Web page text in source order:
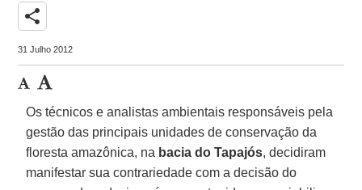
share
31 Julho 2012
Os técnicos e analistas ambientais responsáveis pela
gestão das principais unidades de conservação da
floresta amazônica, na bacia do Tapajós, decidiram
manifestar sua contrariedade com a decisão do